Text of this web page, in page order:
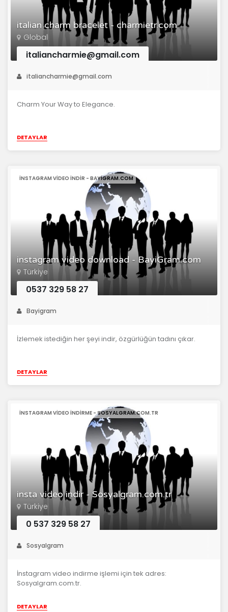
italian charm bracelet - charmietr.com
Global
italiancharmie@gmail.com
italiancharmie@gmail.com
Charm Your Way to Elegance.
DETAYLAR
instagram video download - BayiGram.com
INSTAGRAM VIDEO INDIR - BAYIGRAM.COM
Türkiye
0537 329 58 27
Bayigram
İzlemek istediğin her şeyi indir, özgürlüğün tadını çıkar.
DETAYLAR
insta video indir - Sosyalgram.com.tr
INSTAGRAM VIDEO INDIRME - SOSYALGRAM.COM.TR
Türkiye
0 537 329 58 27
Sosyalgram
İnstagram video indirme işlemi için tek adres:
Sosyalgram.com.tr.
DETAYLAR